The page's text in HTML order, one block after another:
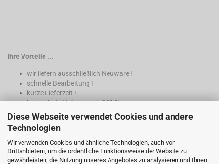
Diese Webseite verwendet Cookies und andere
Technologien
Wir verwenden Cookies und ähnliche Technologien, auch von
Drittanbietern, um die ordentliche Funktionsweise der Website zu
gewährleisten, die Nutzung unseres Angebotes zu analysieren und Ihnen
Ihre Vorteile ...
wir liefern ausschließlich Neuware !
schnelle Bearbeitung !
kurze Lieferzeit !
kostenfreie Lieferung ab 200€*
* nur innerhalb Deutschland